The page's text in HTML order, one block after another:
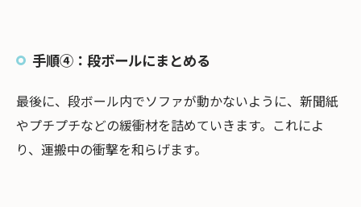
手順④：段ボールにまとめる
最後に、段ボール内でソファが動かないように、新聞紙
やプチプチなどの緩衝材を詰めていきます。これによ
り、運搬中の衝撃を和らげます。